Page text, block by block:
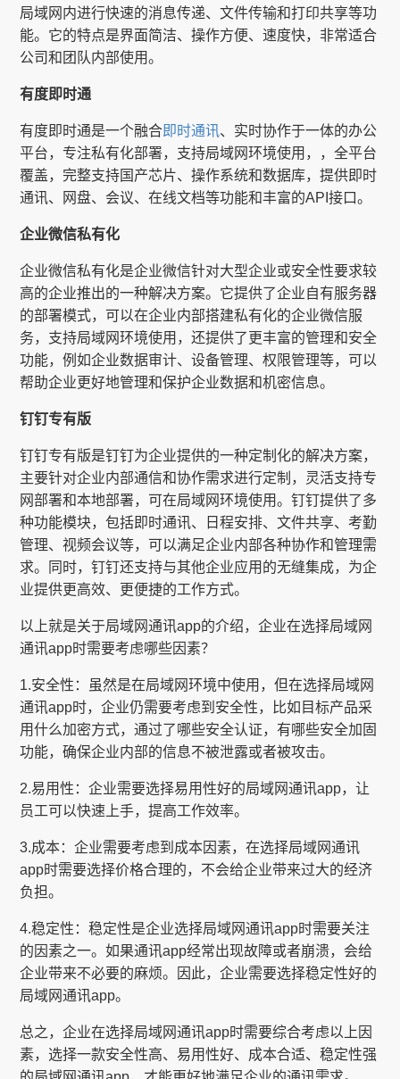
局域网内进行快速的消息传递、文件传输和打印共享等功
能。它的特点是界面简洁、操作方便、速度快，非常适合
公司和团队内部使用。
有度即时通
有度即时通是一个融合即时通讯、实时协作于一体的办公
平台，专注私有化部署，支持局域网环境使用，，全平台
覆盖，完整支持国产芯片、操作系统和数据库，提供即时
通讯、网盘、会议、在线文档等功能和丰富的API接口。
企业微信私有化
企业微信私有化是企业微信针对大型企业或安全性要求较
高的企业推出的一种解决方案。它提供了企业自有服务器
的部署模式，可以在企业内部搭建私有化的企业微信服
务，支持局域网环境使用，还提供了更丰富的管理和安全
功能，例如企业数据审计、设备管理、权限管理等，可以
帮助企业更好地管理和保护企业数据和机密信息。
钉钉专有版
钉钉专有版是钉钉为企业提供的一种定制化的解决方案，
主要针对企业内部通信和协作需求进行定制，灵活支持专
网部署和本地部署，可在局域网环境使用。钉钉提供了多
种功能模块，包括即时通讯、日程安排、文件共享、考勤
管理、视频会议等，可以满足企业内部各种协作和管理需
求。同时，钉钉还支持与其他企业应用的无缝集成，为企
业提供更高效、更便捷的工作方式。
以上就是关于局域网通讯app的介绍，企业在选择局域网
通讯app时需要考虑哪些因素？
1.安全性：虽然是在局域网环境中使用，但在选择局域网
通讯app时，企业仍需要考虑到安全性，比如目标产品采
用什么加密方式，通过了哪些安全认证，有哪些安全加固
功能，确保企业内部的信息不被泄露或者被攻击。
2.易用性：企业需要选择易用性好的局域网通讯app，让
员工可以快速上手，提高工作效率。
3.成本：企业需要考虑到成本因素，在选择局域网通讯
app时需要选择价格合理的，不会给企业带来过大的经济
负担。
4.稳定性：稳定性是企业选择局域网通讯app时需要关注
的因素之一。如果通讯app经常出现故障或者崩溃，会给
企业带来不必要的麻烦。因此，企业需要选择稳定性好的
局域网通讯app。
总之，企业在选择局域网通讯app时需要综合考虑以上因
素，选择一款安全性高、易用性好、成本合适、稳定性强